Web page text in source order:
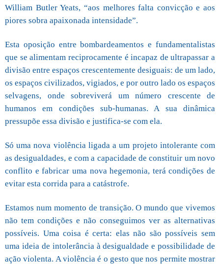
William Butler Yeats, “aos melhores falta convicção e aos
piores sobra apaixonada intensidade”.
Esta oposição entre bombardeamentos e fundamentalistas
que se alimentam reciprocamente é incapaz de ultrapassar a
divisão entre espaços crescentemente desiguais: de um lado,
os espaços civilizados, vigiados, e por outro lado os espaços
selvagens, onde sobreviverá um número crescente de
humanos em condições sub-humanas. A sua dinâmica
pressupõe essa divisão e justifica-se com ela.
Só uma nova violência ligada a um projeto intolerante com
as desigualdades, e com a capacidade de constituir um novo
conflito e fabricar uma nova hegemonia, terá condições de
evitar esta corrida para a catástrofe.
Estamos num momento de transição. O mundo que vivemos
não tem condições e não conseguimos ver as alternativas
possíveis. Uma coisa é certa: elas não são possíveis sem
uma ideia de intolerância à desigualdade e possibilidade de
ação violenta. A violência é o gesto que nos permite mostrar